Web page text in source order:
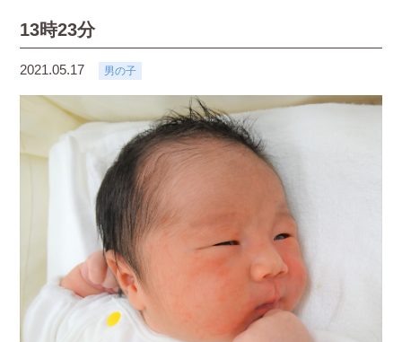
13時23分
2021.05.17 男の子